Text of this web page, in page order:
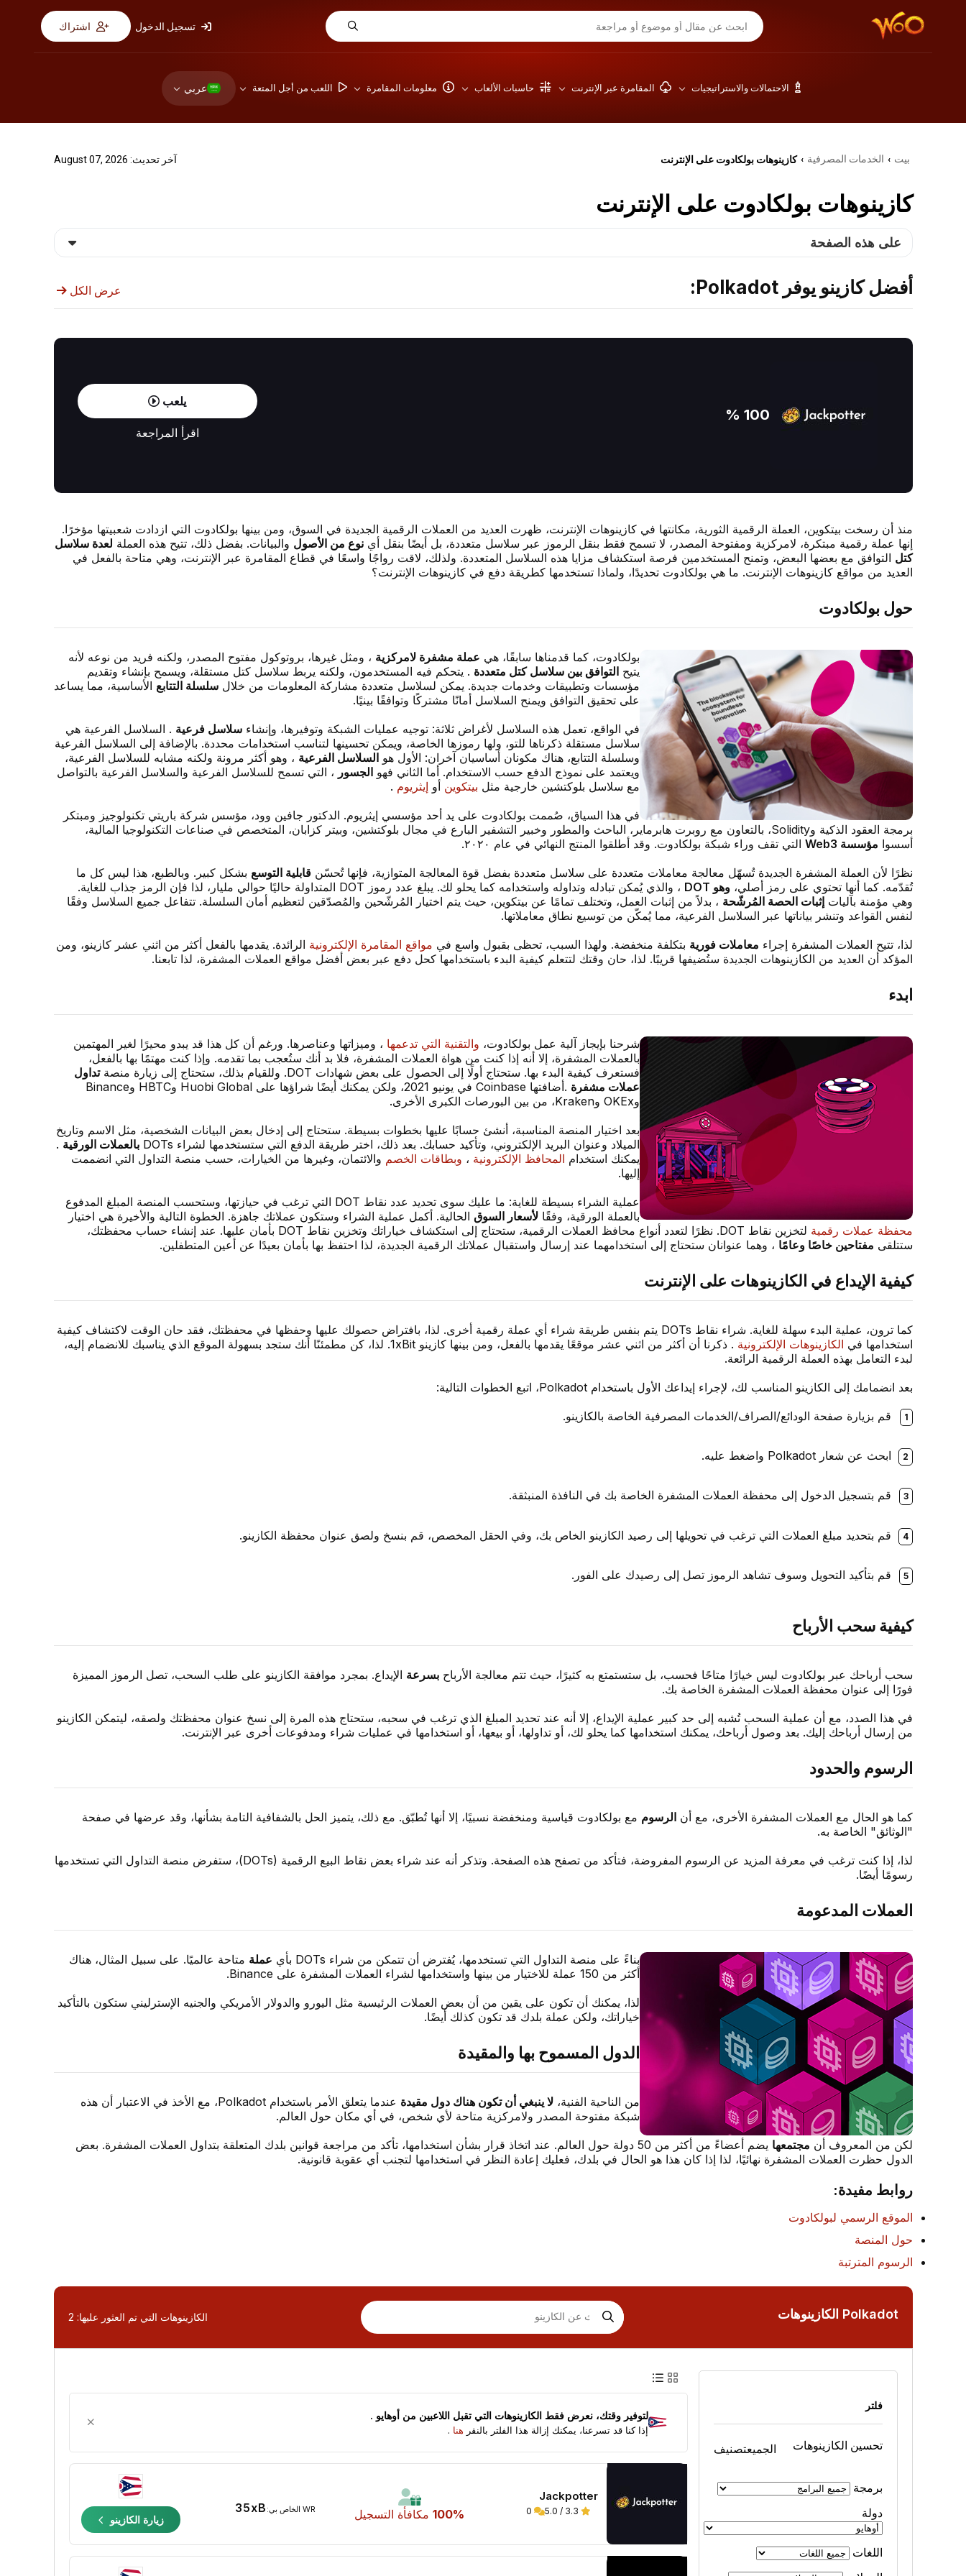
تسجيل الدخول اشتراك
الاحتمالات والاستراتيجيات المقامرة عبر الإنترنت حاسبات الألعاب معلومات المقامرة اللعب من أجل المتعة عربي
بيت › الخدمات المصرفية › كازينوهات بولكادوت على الإنترنت آخر تحديث: August 07, 2026
كازينوهات بولكادوت على الإنترنت
على هذه الصفحة
أفضل كازينو يوفر Polkadot: عرض الكل
100 %
يلعب
اقرأ المراجعة
منذ أن رسخت بيتكوين، العملة الرقمية الثورية، مكانتها في كازينوهات الإنترنت، ظهرت العديد من العملات الرقمية الجديدة في السوق، ومن بينها بولكادوت التي ازدادت شعبيتها مؤخرًا.
إنها عملة رقمية مبتكرة، لامركزية ومفتوحة المصدر، لا تسمح فقط بنقل الرموز عبر سلاسل متعددة، بل أيضًا بنقل أينوع من الأصول والبيانات. بفضل ذلك، تتيح هذه العملة لعدة سلاسل
كتل التوافق مع بعضها البعض، وتمنح المستخدمين فرصة استكشاف مزايا هذه السلاسل المتعددة. ولذلك، لاقت رواجًا واسعًا في قطاع المقامرة عبر الإنترنت، وهي متاحة بالفعل في
العديد من مواقع كازينوهات الإنترنت. ما هي بولكادوت تحديدًا، ولماذا تستخدمها كطريقة دفع في كازينوهات الإنترنت؟
حول بولكادوت
بولكادوت، كما قدمناها سابقًا، هي عملة مشفرة لامركزية ، ومثل غيرها، بروتوكول مفتوح المصدر، ولكنه فريد من نوعه لأنه
يتيحالتوافق بين سلاسل كتل متعددة . يتحكم فيه المستخدمون، ولكنه يربط سلاسل كتل مستقلة، ويسمح بإنشاء وتقديم
مؤسسات وتطبيقات وخدمات جديدة. يمكن لسلاسل متعددة مشاركة المعلومات من خلالسلسلة التتابع الأساسية، مما يساعد
على تحقيق التوافق ويمنح السلاسل أمانًا مشتركًا وتوافقًا بينيًا.
في الواقع، تعمل هذه السلاسل لأغراض ثلاثة: توجيه عمليات الشبكة وتوفيرها، وإنشاءسلاسل فرعية . السلاسل الفرعية هي
سلاسل مستقلة ذكرناها للتو، ولها رموزها الخاصة، ويمكن تحسينها لتناسب استخدامات محددة. بالإضافة إلى السلاسل الفرعية
وسلسلة التتابع، هناك مكونان أساسيان آخران: الأول هوالسلاسل الفرعية ، وهو أكثر مرونة ولكنه مشابه للسلاسل الفرعية،
ويعتمد على نموذج الدفع حسب الاستخدام. أما الثاني فهوالجسور ، التي تسمح للسلاسل الفرعية والسلاسل الفرعية بالتواصل
مع سلاسل بلوكتشين خارجية مثل بيتكوين أو إيثريوم .
في هذا السياق، صُممت بولكادوت على يد أحد مؤسسي إيثريوم. الدكتور جافين وود، مؤسس شركة باريتي تكنولوجيز ومبتكر
برمجة العقود الذكية وSolidity، بالتعاون مع روبرت هابرماير، الباحث والمطور وخبير التشفير البارع في مجال بلوكتشين، وبيتر كزابان، المتخصص في صناعات التكنولوجيا المالية،
أسسوا مؤسسة Web3
التي تقف وراء شبكة بولكادوت. وقد أطلقوا المنتج النهائي في عام ٢٠٢٠.
نظرًا لأن العملة المشفرة الجديدة تُسهّل معالجة معاملات متعددة على سلاسل متعددة بفضل قوة المعالجة المتوازية، فإنها تُحسّنقابلية التوسع بشكل كبير. وبالطبع، هذا ليس كل ما
تُقدّمه. كما أنها تحتوي على رمز أصلي،وهو DOT
، والذي يُمكن تبادله وتداوله واستخدامه كما يحلو لك. يبلغ عدد رموز DOT المتداولة حاليًا حوالي مليار، لذا فإن الرمز جذاب للغاية.
وهي مؤمنة بآلياتإثبات الحصة المُرشّحة ، بدلاً من إثبات العمل، وتختلف تمامًا عن بيتكوين، حيث يتم اختيار المُرشّحين والمُصدّقين لتعظيم أمان السلسلة. تتفاعل جميع السلاسل وفقًا
لنفس القواعد وتنشر بياناتها عبر السلاسل الفرعية، مما يُمكّن من توسيع نطاق معاملاتها.
لذا، تتيح العملات المشفرة إجراء معاملات فورية بتكلفة منخفضة. ولهذا السبب، تحظى بقبول واسع في مواقع المقامرة الإلكترونية الرائدة. يقدمها بالفعل أكثر من اثني عشر كازينو، ومن
المؤكد أن العديد من الكازينوهات الجديدة ستُضيفها قريبًا. لذا، حان وقتك لتتعلم كيفية البدء باستخدامها كحل دفع عبر بعض أفضل مواقع العملات المشفرة، لذا تابعنا.
ابدء
شرحنا بإيجاز آلية عمل بولكادوت، والتقنية التي تدعمها ، وميزاتها وعناصرها. ورغم أن كل هذا قد يبدو محيرًا لغير المهتمين
بالعملات المشفرة، إلا أنه إذا كنت من هواة العملات المشفرة، فلا بد أنك ستُعجب بما تقدمه. وإذا كنت مهتمًا بها بالفعل،
فستعرف كيفية البدء بها. ستحتاج أولًا إلى الحصول على بعض شهادات DOT. وللقيام بذلك، ستحتاج إلى زيارة منصة
تداول
عملات مشفرة
.أضافتها Coinbase في يونيو 2021، ولكن يمكنك أيضًا شراؤها على Huobi Global وHBTC وBinance
وOKEx وKraken، من بين البورصات الكبرى الأخرى.
بعد اختيار المنصة المناسبة، أنشئ حسابًا عليها بخطوات بسيطة. ستحتاج إلى إدخال بعض البيانات الشخصية، مثل الاسم وتاريخ
الميلاد وعنوان البريد الإلكتروني، وتأكيد حسابك. بعد ذلك، اختر طريقة الدفع التي ستستخدمها لشراء DOTs
بالعملات الورقية .
يمكنك استخدام المحافظ الإلكترونية ، وبطاقات الخصم والائتمان، وغيرها من الخيارات، حسب منصة التداول التي انضممت
إليها.
عملية الشراء بسيطة للغاية: ما عليك سوى تحديد عدد نقاط DOT التي ترغب في حيازتها، وستحسب المنصة المبلغ المدفوع
بالعملة الورقية، وفقًالأسعار السوق الحالية. أكمل عملية الشراء وستكون عملاتك جاهزة. الخطوة التالية والأخيرة هي اختيار
محفظة عملات رقمية
لتخزين نقاط DOT. نظرًا لتعدد أنواع محافظ العملات الرقمية، ستحتاج إلى استكشاف خياراتك وتخزين نقاط DOT بأمان عليها. عند إنشاء حساب محفظتك،
ستتلقى مفتاحين خاصًا وعامًا ، وهما عنوانان ستحتاج إلى استخدامهما عند إرسال واستقبال عملاتك الرقمية الجديدة، لذا احتفظ بها بأمان بعيدًا عن أعين المتطفلين.
كيفية الإيداع في الكازينوهات على الإنترنت
كما ترون، عملية البدء سهلة للغاية. شراء نقاط DOTs يتم بنفس طريقة شراء أي عملة رقمية أخرى. لذا، بافتراض حصولك عليها وحفظها في محفظتك، فقد حان الوقت لاكتشاف كيفية
استخدامها في الكازينوهات الإلكترونية
. ذكرنا أن أكثر من اثني عشر موقعًا يقدمها بالفعل، ومن بينها كازينو 1xBit. لذا، كن مطمئنًا أنك ستجد بسهولة الموقع الذي يناسبك للانضمام إليه،
لبدء التعامل بهذه العملة الرقمية الرائعة.
بعد انضمامك إلى الكازينو المناسب لك، لإجراء إيداعك الأول باستخدام Polkadot، اتبع الخطوات التالية:
قم بزيارة صفحة الودائع/الصراف/الخدمات المصرفية الخاصة بالكازينو.
ابحث عن شعار Polkadot واضغط عليه.
قم بتسجيل الدخول إلى محفظة العملات المشفرة الخاصة بك في النافذة المنبثقة.
قم بتحديد مبلغ العملات التي ترغب في تحويلها إلى رصيد الكازينو الخاص بك، وفي الحقل المخصص، قم بنسخ ولصق عنوان محفظة الكازينو.
قم بتأكيد التحويل وسوف تشاهد الرموز تصل إلى رصيدك على الفور.
كيفية سحب الأرباح
سحب أرباحك عبر بولكادوت ليس خيارًا متاحًا فحسب، بل ستستمتع به كثيرًا، حيث تتم معالجة الأرباحبسرعة الإيداع. بمجرد موافقة الكازينو على طلب السحب، تصل الرموز المميزة
فورًا إلى عنوان محفظة العملات المشفرة الخاصة بك.
في هذا الصدد، مع أن عملية السحب تُشبه إلى حد كبير عملية الإيداع، إلا أنه عند تحديد المبلغ الذي ترغب في سحبه، ستحتاج هذه المرة إلى نسخ عنوان محفظتك ولصقه، ليتمكن الكازينو
من إرسال أرباحك إليك. بعد وصول أرباحك، يمكنك استخدامها كما يحلو لك، أو تداولها، أو بيعها، أو استخدامها في عمليات شراء ومدفوعات أخرى عبر الإنترنت.
الرسوم والحدود
كما هو الحال مع العملات المشفرة الأخرى، مع أنالرسوم مع بولكادوت قياسية ومنخفضة نسبيًا، إلا أنها تُطبّق. مع ذلك، يتميز الحل بالشفافية التامة بشأنها، وقد عرضها في صفحة
"الوثائق" الخاصة به.
لذا، إذا كنت ترغب في معرفة المزيد عن الرسوم المفروضة، فتأكد من تصفح هذه الصفحة. وتذكر أنه عند شراء بعض نقاط البيع الرقمية (DOTs)، ستفرض منصة التداول التي تستخدمها
رسومًا أيضًا.
العملات المدعومة
بناءً على منصة التداول التي تستخدمها، يُفترض أن تتمكن من شراء DOTs بأي عملة متاحة عالميًا. على سبيل المثال، هناك
أكثر من 150 عملة للاختيار من بينها واستخدامها لشراء العملات المشفرة على Binance.
لذا، يمكنك أن تكون على يقين من أن بعض العملات الرئيسية مثل اليورو والدولار الأمريكي والجنيه الإسترليني ستكون بالتأكيد
خياراتك، ولكن عملة بلدك قد تكون كذلك أيضًا.
الدول المسموح بها والمقيدة
من الناحية الفنية،لا ينبغي أن تكون هناك دول مقيدة
عندما يتعلق الأمر باستخدام Polkadot، مع الأخذ في الاعتبار أن هذه
شبكة مفتوحة المصدر ولامركزية متاحة لأي شخص، في أي مكان حول العالم.
لكن من المعروف أن مجتمعها
يضم أعضاءً من أكثر من 50 دولة حول العالم. عند اتخاذ قرار بشأن استخدامها، تأكد من مراجعة قوانين بلدك المتعلقة بتداول العملات المشفرة. بعض
الدول حظرت العملات المشفرة نهائيًا، لذا إذا كان هذا هو الحال في بلدك، فعليك إعادة النظر في استخدامها لتجنب أي عقوبة قانونية.
روابط مفيدة:
الموقع الرسمي لبولكادوت
حول المنصة
الرسوم المترتبة
Polkadot الكازينوهات الكازينوهات التي تم العثور عليها: 2
فلتر
تحسين الكازينوهات الجميعتصنيف
برمجة
دولة
اللغات
عرض الكازينوهات في عرض الشبكة
لتوفير وقتك، نعرض فقط الكازينوهات التي تقبل اللاعبين منأوهايو .
إذا كنا قد تسرعنا، يمكنك إزالة هذا الفلتر بالنقر هنا .
Jackpotter
100%مكافأة التسجيل WR الخاص بي: 35xB
زيارة الكازينو